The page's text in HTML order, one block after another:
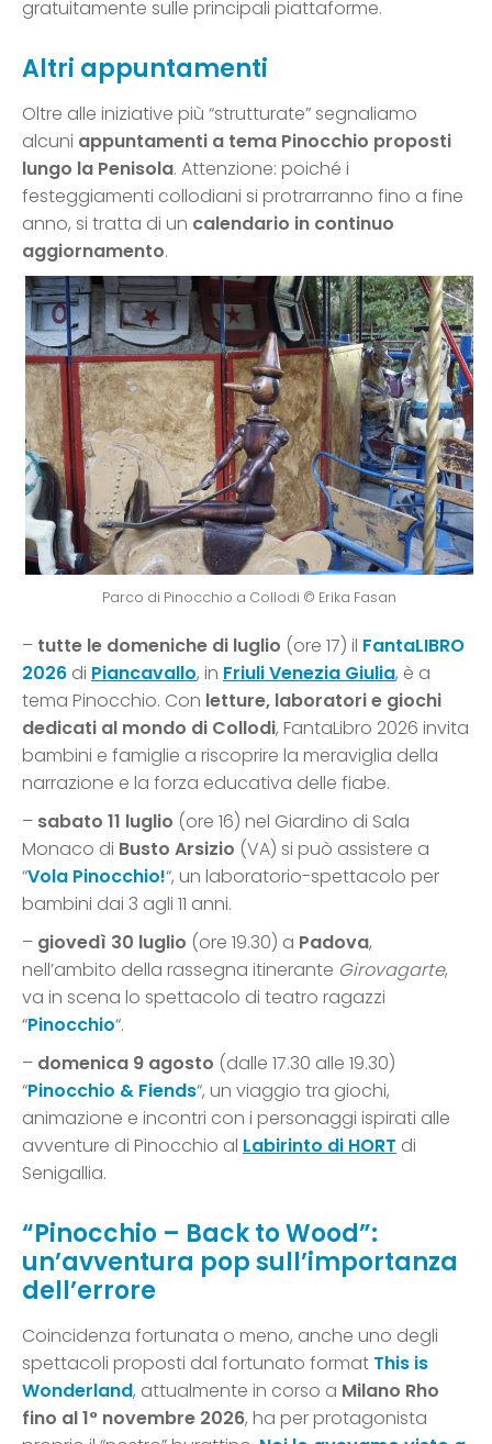
gratuitamente sulle principali piattaforme.
Altri appuntamenti
Oltre alle iniziative più “strutturate” segnaliamo
alcuni appuntamenti a tema Pinocchio proposti
lungo la Penisola. Attenzione: poiché i
festeggiamenti collodiani si protrarranno fino a fine
anno, si tratta di un calendario in continuo
aggiornamento.
Parco di Pinocchio a Collodi © Erika Fasan
– tutte le domeniche di luglio (ore 17) il FantaLIBRO
2026 di Piancavallo, in Friuli Venezia Giulia, è a
tema Pinocchio. Con letture, laboratori e giochi
dedicati al mondo di Collodi, FantaLibro 2026 invita
bambini e famiglie a riscoprire la meraviglia della
narrazione e la forza educativa delle fiabe.
– sabato 11 luglio (ore 16) nel Giardino di Sala
Monaco di Busto Arsizio (VA) si può assistere a
“Vola Pinocchio!“, un laboratorio-spettacolo per
bambini dai 3 agli 11 anni.
– giovedì 30 luglio (ore 19.30) a Padova,
nell’ambito della rassegna itinerante Girovagarte,
va in scena lo spettacolo di teatro ragazzi
“Pinocchio“.
– domenica 9 agosto (dalle 17.30 alle 19.30)
“Pinocchio & Fiends“, un viaggio tra giochi,
animazione e incontri con i personaggi ispirati alle
avventure di Pinocchio al Labirinto di HORT di
Senigallia.
“Pinocchio – Back to Wood”:
un’avventura pop sull’importanza
dell’errore
Coincidenza fortunata o meno, anche uno degli
spettacoli proposti dal fortunato format This is
Wonderland, attualmente in corso a Milano Rho
fino al 1° novembre 2026, ha per protagonista